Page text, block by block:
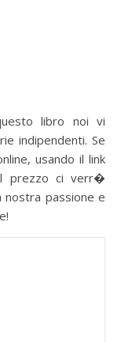
libro noi vi
indipendenti. Se
usando il link
prezzo ci verr�
nostra passione e